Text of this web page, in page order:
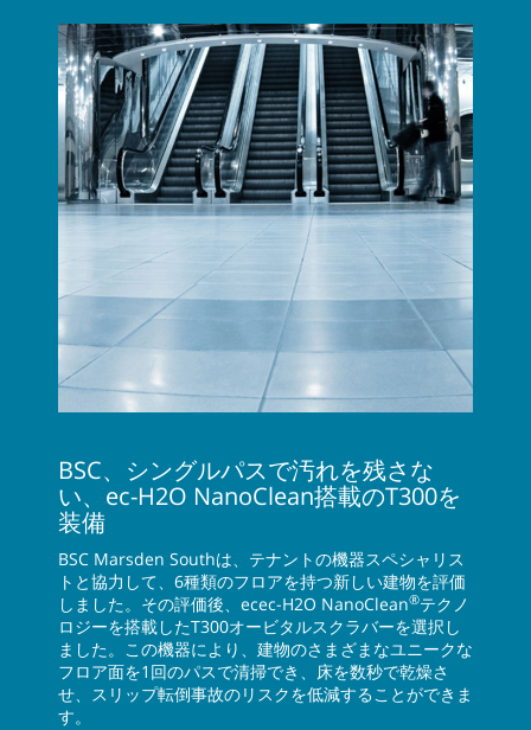
BSC、シングルパスで汚れを残さな
い、ec-H2O NanoClean搭載のT300を
装備
BSC Marsden Southは、テナントの機器スペシャリス
トと協力して、6種類のフロアを持つ新しい建物を評価
しました。その評価後、ecec-H2O NanoClean®テクノ
ロジーを搭載したT300オービタルスクラバーを選択し
ました。この機器により、建物のさまざまなユニークな
フロア面を1回のパスで清掃でき、床を数秒で乾燥さ
せ、スリップ転倒事故のリスクを低減することができま
す。